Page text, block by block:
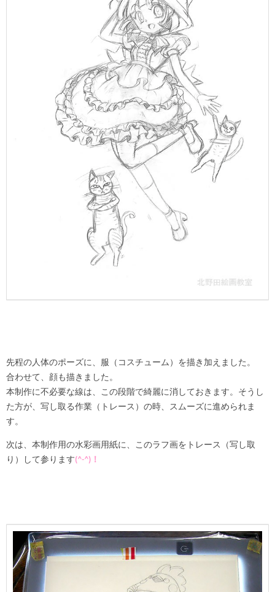
先程の人体のポーズに、服（コスチューム）を描き加えました。
合わせて、顔も描きました。
本制作に不必要な線は、この段階で綺麗に消しておきます。そうし
た方が、写し取る作業（トレース）の時、スムーズに進められま
す。
次は、本制作用の水彩画用紙に、このラフ画をトレース（写し取
り）して参ります(^-^)！